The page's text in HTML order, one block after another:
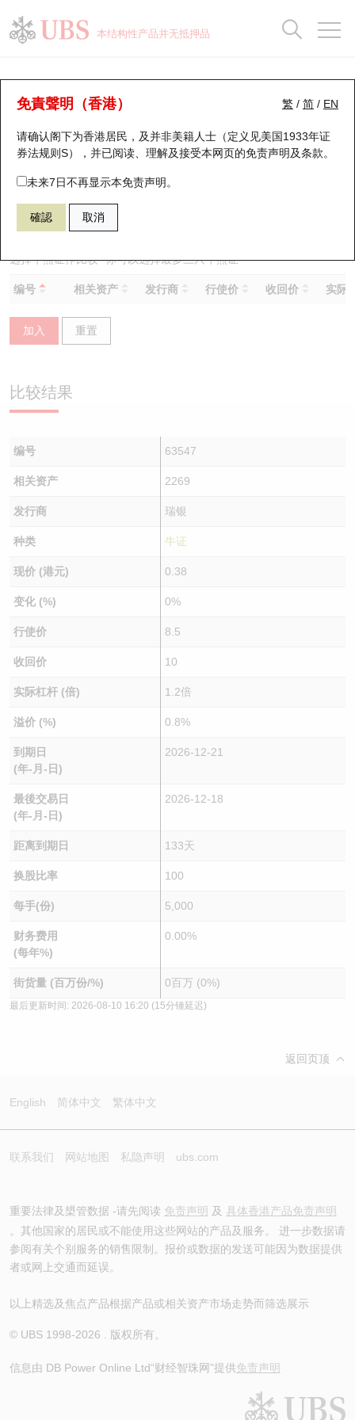
本结构性产品并无抵押品
繁 / 简 / EN
免責聲明（香港）
请确认阁下为香港居民，及并非美籍人士（定义见美国1933年证
券法规则S），并已阅读、理解及接受本网页的免责声明及条款。
未来7日不再显示本免责声明。
確認 取消
牛熊证分析仪
表现 街货统计 比较
63547 瑞银牛证 2269 药明生物
选择牛熊证作比较 *你可以选择最多三只牛熊证
编号 相关资产 发行商 行使价 收回价 实际
加入 重置
比较结果
编号 63547
相关资产 2269
发行商 瑞银
种类 牛证
现价 (港元) 0.38
变化 (%) 0%
行使价 8.5
收回价 10
实际杠杆 (倍) 1.2倍
溢价 (%) 0.8%
到期日
(年-月-日)
2026-12-21
最後交易日
(年-月-日)
2026-12-18
距离到期日 133天
换股比率 100
每手(份) 5,000
财务费用
(每年%)
0.00%
街货量 (百万份/%) 0百万 (0%)
最后更新时间: 2026-08-10 16:20 (15分锺延迟)
返回页顶
English 简体中文 繁体中文
联系我们 网站地图 私隐声明 ubs.com
重要法律及槼管数据 -请先阅读 免责声明 及 具体香港产品免责声明
。其他国家的居民或不能使用这些网站的产品及服务。 进一步数据请
参阅有关个别服务的销售限制。报价或数据的发送可能因为数据提供
者或网上交通而延误。
以上精选及焦点产品根据产品或相关资产市场走势而筛选展示
© UBS 1998-2026 . 版权所有。
信息由 DB Power Online Ltd“财经智珠网”提供免责声明
瑞银认股证一览
新发行瑞银认股证
即将到期认股证
认股证到期结算价查找
认股证分析仪
认股证速算机
引伸波幅比较图
认股证文件及公告
认股证文件及公告 (瑞信)
街货统计
比较
牛熊全景快搜
牛熊证搜寻
牛熊证街货分布图
正股牛熊证列表
新发行瑞银牛熊证
已收回牛熊证剩余价值
即将到期牛熊证
牛熊证分析仪
牛熊证速算机
牛熊证文件及公告 (瑞信)
街货统计
比较
十大升幅/跌幅
十大认股证成交分布
十天股证占大市成交
资金流
街货统计
三十大平均引伸波幅
正股分析仪
二十大活跃股份
恒指成份股
国指成份股
科指成份股
相关资产沽空
业绩及经济日历
AH 股价对照
即市板块表现
收市竞价变化
持股比重
显示所有持股比重
每月轮证大市专题
轮证专栏
讲座及教育短片
认股证投资者教育
牛熊证投资者教育
认股证牛熊证常问问题